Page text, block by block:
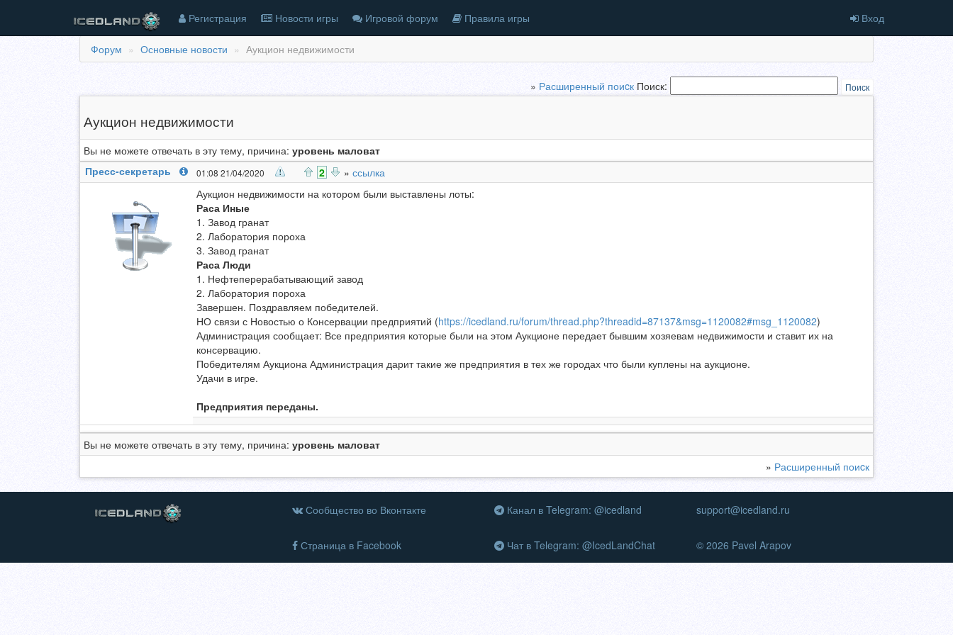
Регистрация Новости игры Игровой форум Правила игры Вход
Форум Основные новости Аукцион недвижимости
» Расширенный поиcк Поиск: Поиск
Аукцион недвижимости
Вы не можете отвечать в эту тему, причина: уровень маловат
Пресс-секретарь
01:08 21/04/2020 2 » ссылка
Аукцион недвижимости на котором были выставлены лоты:
Раса Иные
1. Завод гранат
2. Лаборатория пороха
3. Завод гранат
Раса Люди
1. Нефтеперерабатывающий завод
2. Лаборатория пороха
Завершен. Поздравляем победителей.
НО связи с Новостью о Консервации предприятий (https://icedland.ru/forum/thread.php?threadid=87137&msg=1120082#msg_1120082)
Администрация сообщает: Все предприятия которые были на этом Аукционе передает бывшим хозяевам недвижимости и ставит их на
консервацию.
Победителям Аукциона Администрация дарит такие же предприятия в тех же городах что были куплены на аукционе.
Удачи в игре.
Предприятия переданы.
Вы не можете отвечать в эту тему, причина: уровень маловат
» Расширенный поиcк
Сообщество во Вконтакте
Страница в Facebook
Канал в Telegram: @icedland
Чат в Telegram: @IcedLandChat
support@icedland.ru
© 2026 Pavel Arapov